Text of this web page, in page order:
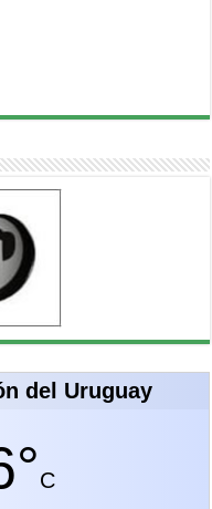
del Uruguay
C